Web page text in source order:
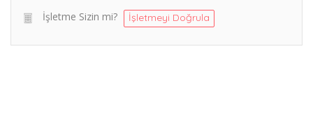
İşletme Sizin mi? İşletmeyi Doğrula